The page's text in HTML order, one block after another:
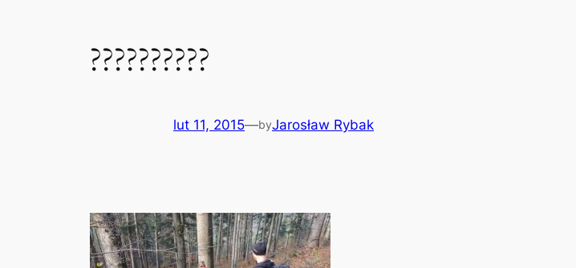
??????????
lut 11, 2015—byJarosław Rybak